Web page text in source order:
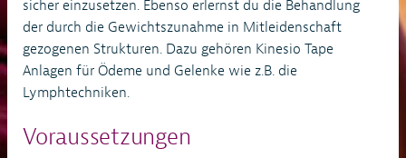
sicher einzusetzen. Ebenso erlernst du die Behandlung
der durch die Gewichtszunahme in Mitleidenschaft
gezogenen Strukturen. Dazu gehören Kinesio Tape
Anlagen für Ödeme und Gelenke wie z.B. die
Lymphtechniken.
Voraussetzungen